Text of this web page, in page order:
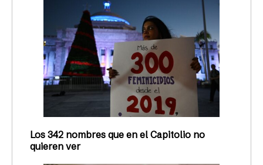
Los 342 nombres que en el Capitolio no
quieren ver